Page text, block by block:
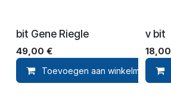
bit Gene Riegle
49,00 €
Toevoegen aan winkelmandje
v bit
18,00